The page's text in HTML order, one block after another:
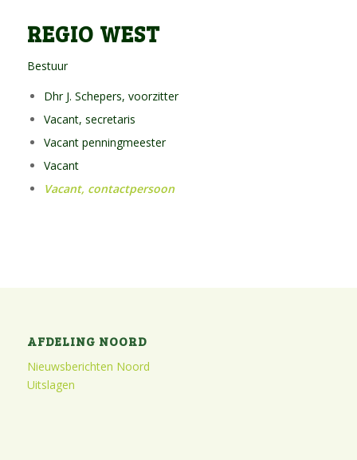
REGIO WEST
Bestuur
Dhr J. Schepers, voorzitter
Vacant, secretaris
Vacant penningmeester
Vacant
Vacant, contactpersoon
AFDELING NOORD
Nieuwsberichten Noord
Uitslagen